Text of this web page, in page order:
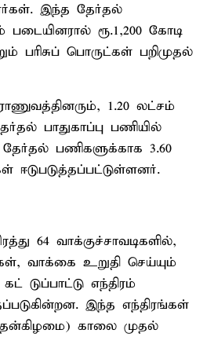
இந்த தேர்தல்
படையினரால் ரூ.1,200 கோடி
பரிசுப் பொருட்கள் பறிமுதல்
1.20 லட்சம்
பாதுகாப்பு பணியில்
தேர்தல் பணிகளுக்காக 3.60
ஈடுபடுத்தப்பட்டுள்ளனர்.
64 வாக்குச்சாவடிகளில்,
வாக்கை உறுதி செய்யும்
டுப்பாட்டு எந்திரம்
இந்த எந்திரங்கள்
காலை முதல்